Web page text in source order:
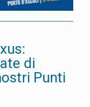
di
Punti